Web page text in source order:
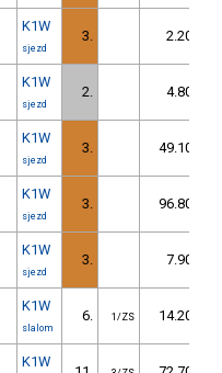
K1W
sjezd
3. 2.20
K1W
sjezd
2. 4.80
K1W
sjezd
3. 49.10
K1W
sjezd
3. 96.80
K1W
sjezd
3. 7.90
K1W
slalom
6. 1/ZS 14.20
K1W